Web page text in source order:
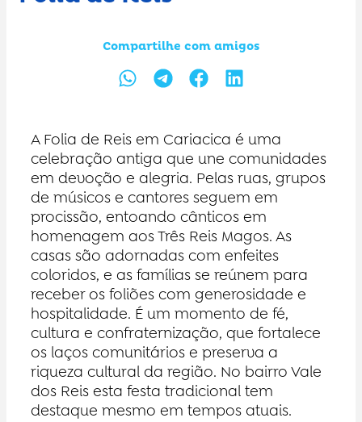
Compartilhe com amigos
A Folia de Reis em Cariacica é uma
celebração antiga que une comunidades
em devoção e alegria. Pelas ruas, grupos
de músicos e cantores seguem em
procissão, entoando cânticos em
homenagem aos Três Reis Magos. As
casas são adornadas com enfeites
coloridos, e as famílias se reúnem para
receber os foliões com generosidade e
hospitalidade. É um momento de fé,
cultura e confraternização, que fortalece
os laços comunitários e preserva a
riqueza cultural da região. No bairro Vale
dos Reis esta festa tradicional tem
destaque mesmo em tempos atuais.